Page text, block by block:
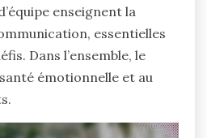
enseignent la
essentielles
Dans l’ensemble, le
émotionnelle et au